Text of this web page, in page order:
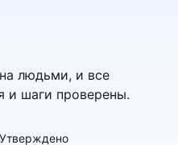
людьми, и все
и шаги проверены.
Утверждено